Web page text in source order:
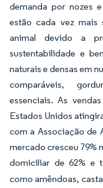
demanda por nozes
estão cada vez mais
animal devido a
sustentabilidade e
naturais e densas em
comparáveis,
essenciais. As
Estados Unidos
com a Associação de
mercado cresceu 79%
domiciliar de 62% e
como amêndoas,